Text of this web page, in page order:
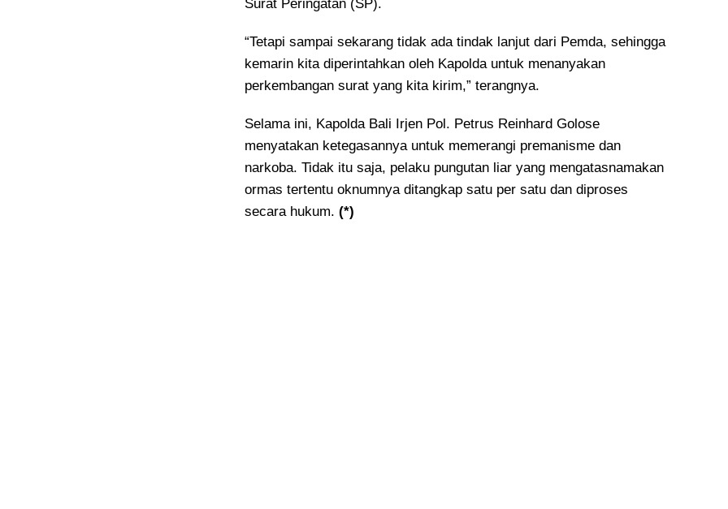
Surat Peringatan (SP).
“Tetapi sampai sekarang tidak ada tindak lanjut dari Pemda, sehingga
kemarin kita diperintahkan oleh Kapolda untuk menanyakan
perkembangan surat yang kita kirim,” terangnya.
Selama ini, Kapolda Bali Irjen Pol. Petrus Reinhard Golose
menyatakan ketegasannya untuk memerangi premanisme dan
narkoba. Tidak itu saja, pelaku pungutan liar yang mengatasnamakan
ormas tertentu oknumnya ditangkap satu per satu dan diproses
secara hukum.(*)